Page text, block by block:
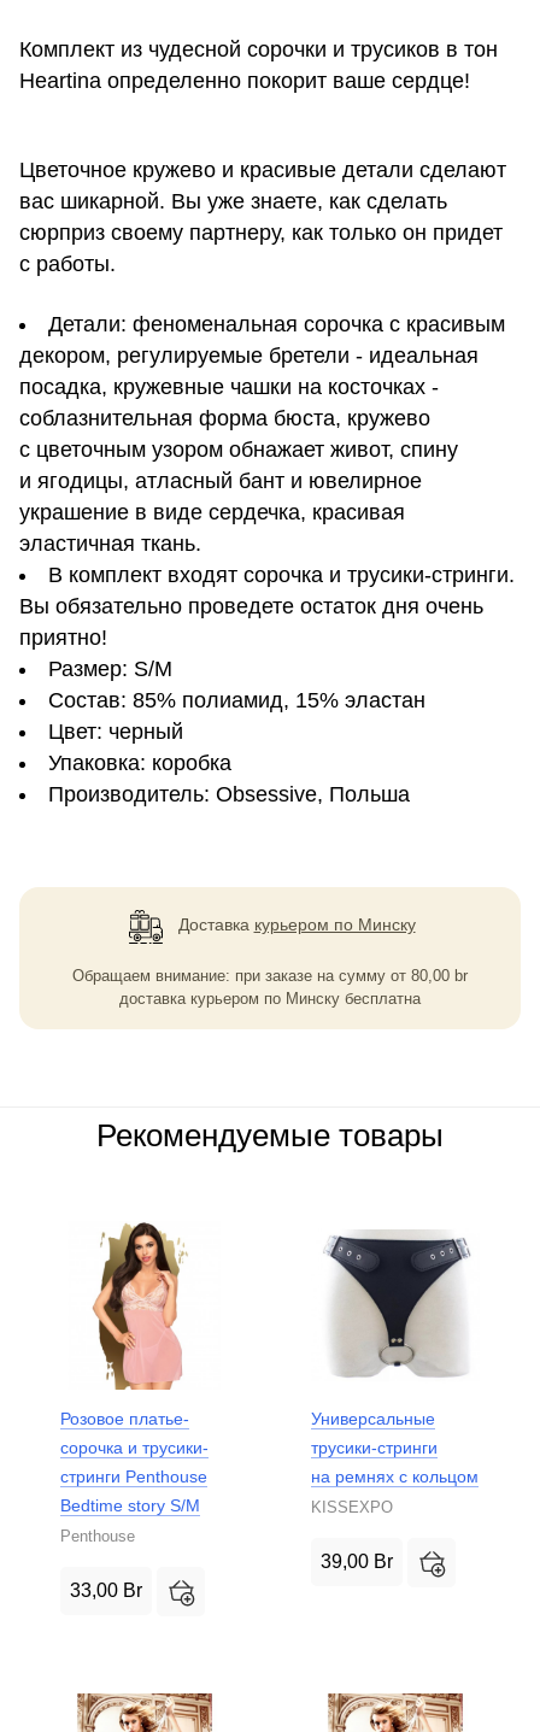
Комплект из чудесной сорочки и трусиков в тон
Heartina определенно покорит ваше сердце!
Цветочное кружево и красивые детали сделают
вас шикарной. Вы уже знаете, как сделать
сюрприз своему партнеру, как только он придет
с работы.
Детали: феноменальная сорочка с красивым
декором, регулируемые бретели - идеальная
посадка, кружевные чашки на косточках -
соблазнительная форма бюста, кружево
с цветочным узором обнажает живот, спину
и ягодицы, атласный бант и ювелирное
украшение в виде сердечка, красивая
эластичная ткань.
В комплект входят сорочка и трусики-стринги.
Вы обязательно проведете остаток дня очень
приятно!
Размер: S/M
Состав: 85% полиамид, 15% эластан
Цвет: черный
Упаковка: коробка
Производитель: Obsessive, Польша
Доставка курьером по Минску
Обращаем внимание: при заказе на сумму от 80,00 br
доставка курьером по Минску бесплатна
Рекомендуемые товары
Розовое платье-
сорочка и трусики-
стринги Penthouse
Bedtime story S/M
Penthouse
33,00 Br
Универсальные
трусики-стринги
на ремнях с кольцом
KISSEXPO
39,00 Br